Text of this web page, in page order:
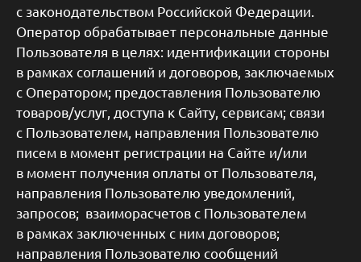
с законодательством Российской Федерации.
Оператор обрабатывает персональные данные
Пользователя в целях: идентификации стороны
в рамках соглашений и договоров, заключаемых
с Оператором; предоставления Пользователю
товаров/услуг, доступа к Сайту, сервисам; связи
с Пользователем, направления Пользователю
писем в момент регистрации на Сайте и/или
в момент получения оплаты от Пользователя,
направления Пользователю уведомлений,
запросов; взаиморасчетов с Пользователем
в рамках заключенных с ним договоров;
направления Пользователю сообщений